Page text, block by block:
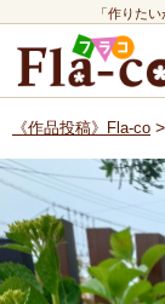
「作りた
《作品投稿》Fla-co >